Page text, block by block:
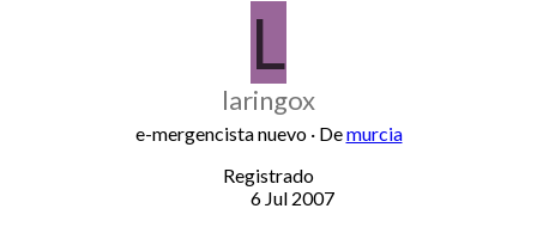
L
laringox
e-mergencista nuevo ·Demurcia
Registrado
6 Jul 2007